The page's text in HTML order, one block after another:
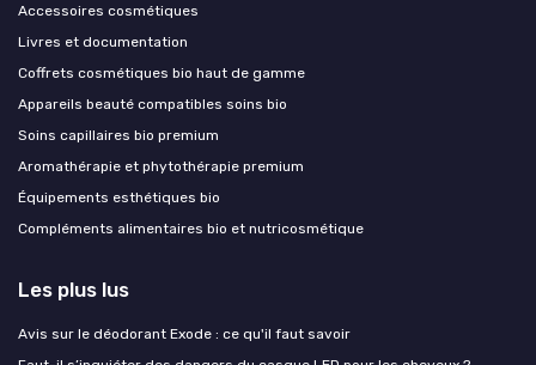
Accessoires cosmétiques
Livres et documentation
Coffrets cosmétiques bio haut de gamme
Appareils beauté compatibles soins bio
Soins capillaires bio premium
Aromathérapie et phytothérapie premium
Équipements esthétiques bio
Compléments alimentaires bio et nutricosmétique
Les plus lus
Avis sur le déodorant Exode : ce qu'il faut savoir